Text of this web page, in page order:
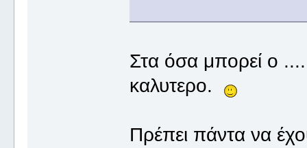
Στα όσα μπορεί ο
καλυτερο.
Πρέπει πάντα να